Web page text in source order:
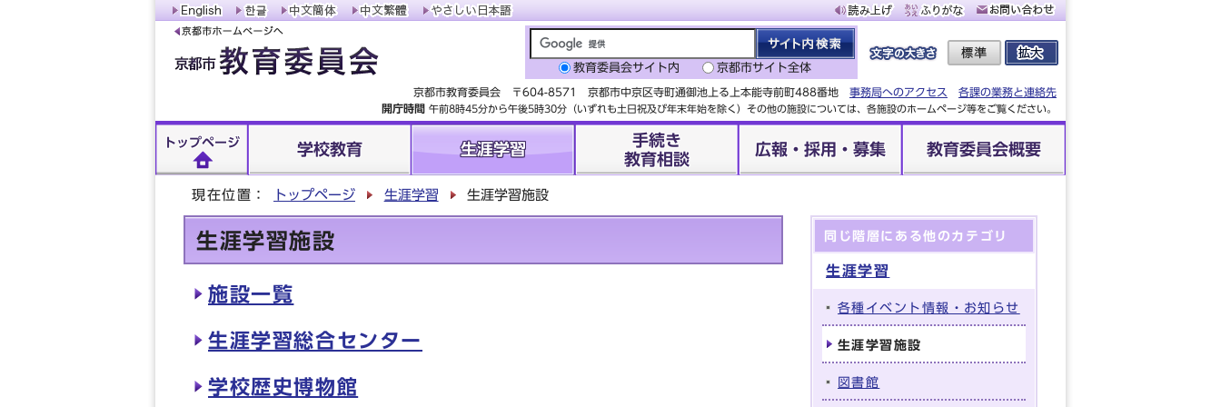
教育委員会サイト内 京都市サイト全体
京都市教育委員会 〒604-8571 京都市中京区寺町通御池上る上本能寺前町488番地 事務局へのアクセス
各課の業務と連絡先
開庁時間 午前8時45分から午後5時30分（いずれも土日祝及び年末年始を除く）その他の施設については、各施設のホームページ等をご覧ください。
トップページ 学校教育 生涯学習
手続き
教育相談
広報・採用・募集 教育委員会概要
現在位置： トップページ 生涯学習 生涯学習施設
生涯学習施設
施設一覧
生涯学習総合センター
学校歴史博物館
同じ階層にある他のカテゴリ
生涯学習
各種イベント情報・お知らせ
生涯学習施設
図書館